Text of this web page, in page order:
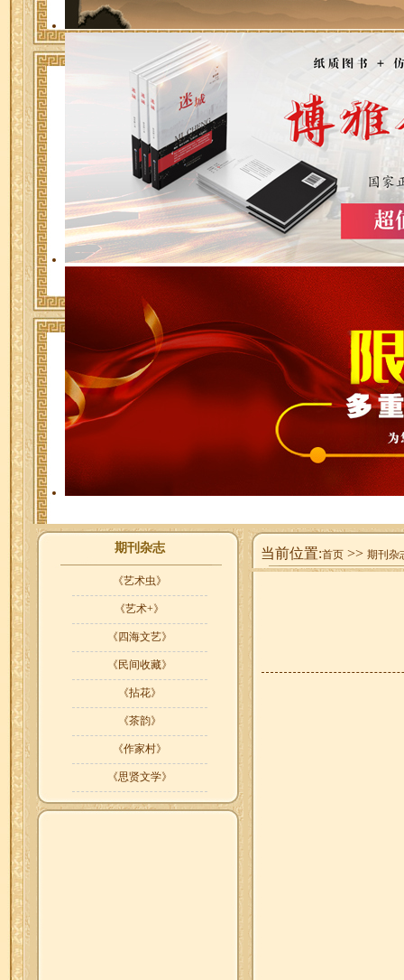
期刊杂志
《艺术虫》
《艺术+》
《四海文艺》
《民间收藏》
《拈花》
《茶韵》
《作家村》
《思贤文学》
当前位置:首页 >> 期刊杂